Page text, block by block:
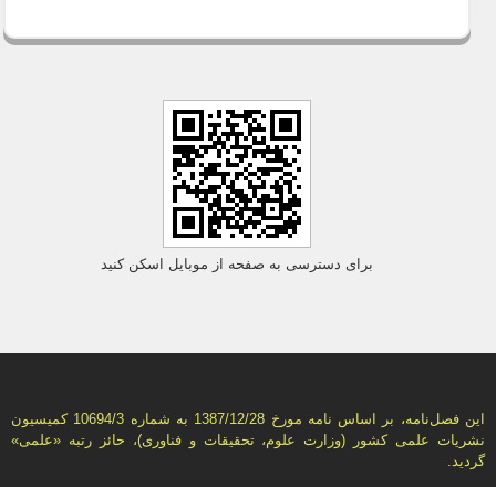
برای دسترسی به صفحه از موبایل اسکن کنید
این فصل‌نامه، بر اساس نامه مورخ 1387/12/28 به شماره 10694/3 كمیسیون
نشریات علمی كشور (وزارت علوم، تحقیقات و فناوری)، حائز رتبه «علمی»
گردید.